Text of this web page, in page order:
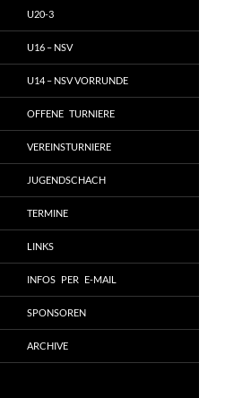
U20-3
U16 – NSV
U14 – NSV VORRUNDE
OFFENE TURNIERE
VEREINSTURNIERE
JUGENDSCHACH
TERMINE
LINKS
INFOS PER E-MAIL
SPONSOREN
ARCHIVE